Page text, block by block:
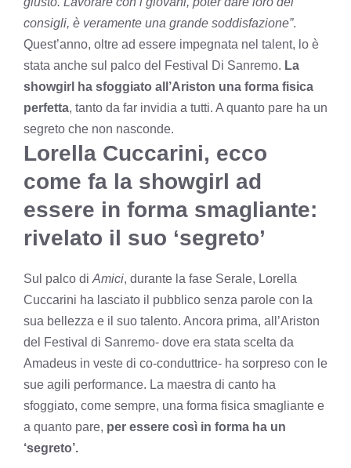
consigli, è veramente una grande soddisfazione”.
Quest’anno, oltre ad essere impegnata nel talent, lo è
stata anche sul palco del Festival Di Sanremo. La
showgirl ha sfoggiato all’Ariston una forma fisica
perfetta, tanto da far invidia a tutti. A quanto pare ha un
segreto che non nasconde.
Lorella Cuccarini, ecco
come fa la showgirl ad
essere in forma smagliante:
rivelato il suo ‘segreto’
Sul palco di Amici, durante la fase Serale, Lorella
Cuccarini ha lasciato il pubblico senza parole con la
sua bellezza e il suo talento. Ancora prima, all’Ariston
del Festival di Sanremo- dove era stata scelta da
Amadeus in veste di co-conduttrice- ha sorpreso con le
sue agili performance. La maestra di canto ha
sfoggiato, come sempre, una forma fisica smagliante e
a quanto pare, per essere così in forma ha un
‘segreto’.